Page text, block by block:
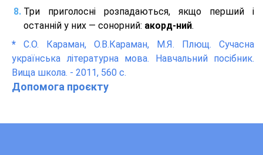
Три приголосні розпадаються, якщо перший і
останній у них — сонорний: акорд-ний.
* С.О. Караман, О.В.Караман, М.Я. Плющ. Сучасна
українська літературна мова. Навчальний посібник.
Вища школа. - 2011, 560 с.
Допомога проєкту